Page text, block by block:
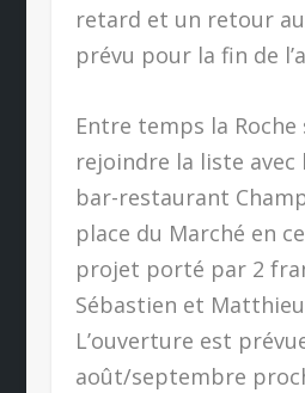
retard et un retour
prévu pour la fin de
Entre temps la
rejoindre la liste avec
bar-restaurant
place du Marché en
projet porté par 2
Sébastien et
L’ouverture est
août/septembre